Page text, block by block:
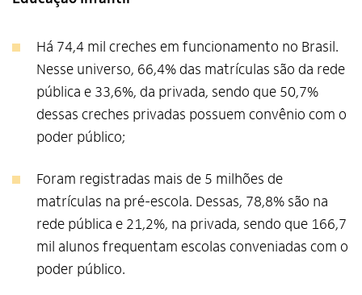
Há 74,4 mil creches em funcionamento no Brasil.
Nesse universo, 66,4% das matrículas são da rede
pública e 33,6%, da privada, sendo que 50,7%
dessas creches privadas possuem convênio com o
poder público;
Foram registradas mais de 5 milhões de
matrículas na pré-escola. Dessas, 78,8% são na
rede pública e 21,2%, na privada, sendo que 166,7
mil alunos frequentam escolas conveniadas com o
poder público.